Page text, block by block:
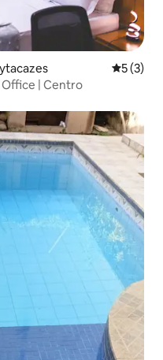
5 de
5 (3)
Office | Centro